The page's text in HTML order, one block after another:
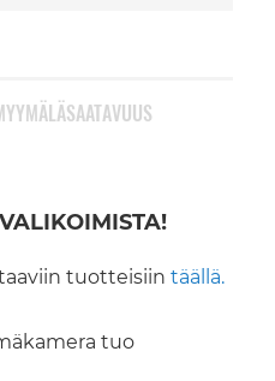
tuotteisiin täällä.
tuo